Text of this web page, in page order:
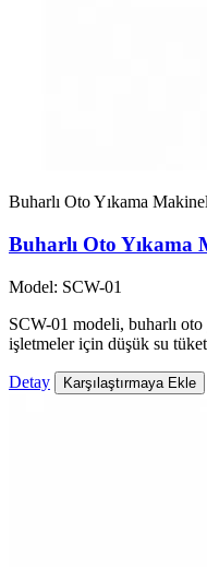
Buharlı Oto Yıkama
Buharlı Oto Yıkama
Model: SCW-01
SCW-01 modeli, buharlı oto
işletmeler için düşük su
Detay Karşılaştırmaya Ekle